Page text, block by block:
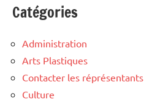
Catégories
Administration
Arts Plastiques
Contacter les réprésentants
Culture